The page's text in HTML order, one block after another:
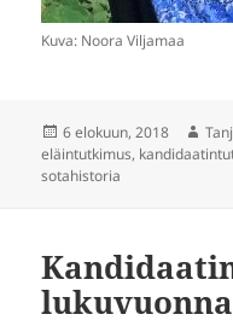
Kuva: Noora Viljamaa
Julkaistu
6 elokuun, 2018
eläintutkimus,
sotahistoria
lukuvuonna